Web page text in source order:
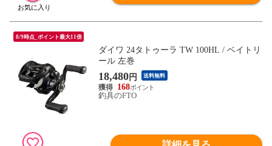
8/9時点_ポイント最大11倍
ダイワ 24タトゥーラ TW 100HL / ベイトリ
ール 左巻
18,480円 送料無料
168
釣具のFTO